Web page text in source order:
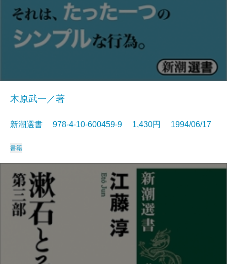
木原武一／著
新潮選書 978-4-10-600459-9 1,430円 1994/06/17
書籍